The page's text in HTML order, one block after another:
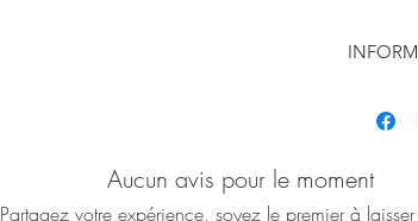
peau
de la
Aucun avis pour le moment
Partagez votre expérience, soyez le premier à